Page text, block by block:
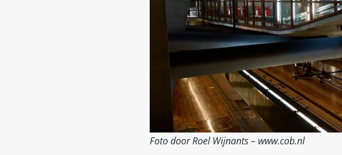
Foto door Roel Wijnants – www.cob.nl